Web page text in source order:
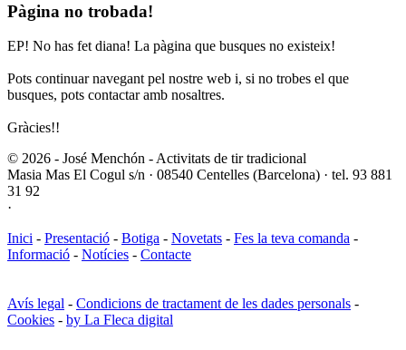
Pàgina no trobada!
EP! No has fet diana! La pàgina que busques no existeix!
Pots continuar navegant pel nostre web i, si no trobes el que
busques, pots contactar amb nosaltres.
Gràcies!!
© 2026 - José Menchón - Activitats de tir tradicional
Masia Mas El Cogul s/n · 08540 Centelles (Barcelona) · tel. 93 881
31 92
·
Inici - Presentació - Botiga - Novetats - Fes la teva comanda -
Informació - Notícies - Contacte
Avís legal - Condicions de tractament de les dades personals -
Cookies - by La Fleca digital